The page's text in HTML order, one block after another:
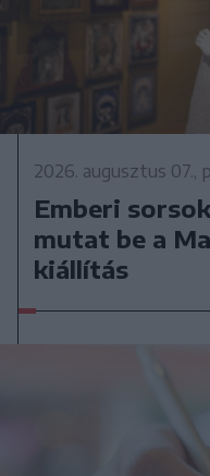
2026. augusztus 07.,
Emberi
mutat be a
kiállítás